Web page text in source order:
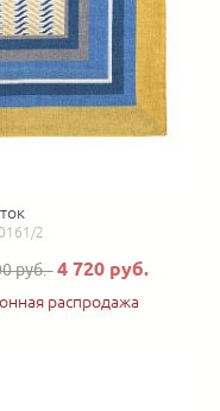
2
руб. 4 720 руб.
распродажа